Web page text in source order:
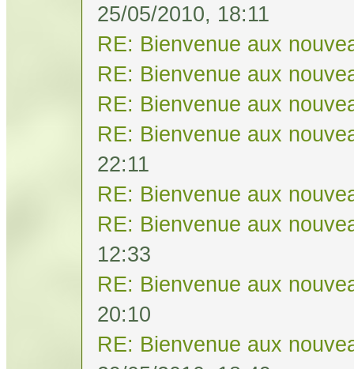
25/05/2010, 18:11
RE: Bienvenue aux
RE: Bienvenue aux
RE: Bienvenue aux
RE: Bienvenue aux
22:11
RE: Bienvenue aux
RE: Bienvenue aux
12:33
RE: Bienvenue aux
20:10
RE: Bienvenue aux